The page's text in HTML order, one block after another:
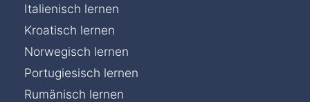
Italienisch lernen
Kroatisch lernen
Norwegisch lernen
Portugiesisch lernen
Rumänisch lernen